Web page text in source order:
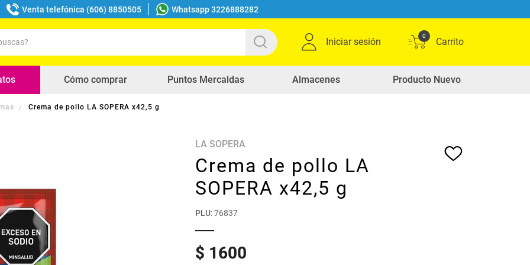
Venta telefónica (606) 8850505 Whatsapp 3226888282
Iniciar sesión
0
Cómo comprar Puntos Mercaldas Almacenes Producto Nuevo
Crema de pollo LA SOPERA x42,5 g
LA SOPERA
Crema de pollo LA
SOPERA x42,5 g
PLU:76837
$ 1600
buscados